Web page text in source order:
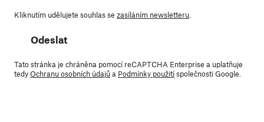
Kliknutím udělujete souhlas se zasíláním newsletteru
Odeslat
Tato stránka je chráněna pomocí reCAPTCHA Enterprise a uplatňuje
tedyOchranu osobních údajůa Podmínky použitíspolečnosti Google.